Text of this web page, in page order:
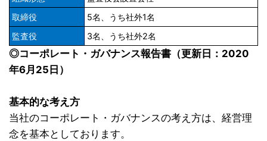
取締役
5名、うち社外1名
監査役
3名、うち社外2名
◎コーポレート・ガバナンス報告書（更新日：2020
年6月25日）
基本的な考え方
当社のコーポレート・ガバナンスの考え方は、経営理
念を基本としております。